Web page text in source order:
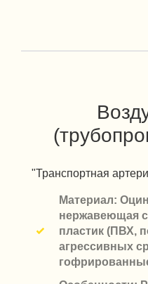
"Транспортная
Материал:
нержавеющая
пластик (ПВХ,
агрессивных